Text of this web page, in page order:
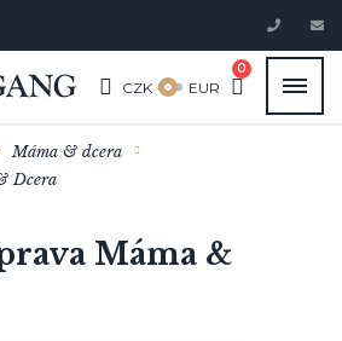
CZK EUR
0
Máma & dcera
Dcera
Máma &